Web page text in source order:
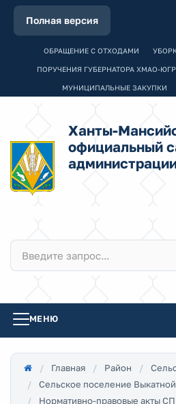
Полная версия
ОБРАЩЕНИЕ С ОТХОДАМИ
ПОРУЧЕНИЯ ГУБЕРНАТОРА ХМАО-
МУНИЦИПАЛЬНЫЕ ЗАКУПКИ
Ханты-
официальный
МЕНЮ
Главная Район
Сельское поселение Выкатной
Нормативно-правовые акты